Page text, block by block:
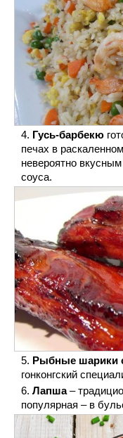
Гусь-барбекю
печах в
невероятно
соуса.
Рыбные шарики
гонконгский
Лапша–
популярная – в